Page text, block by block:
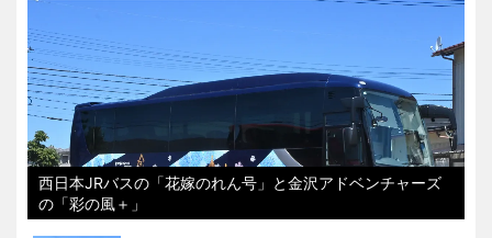
西日本JRバスの「花嫁のれん号」と金沢アドベンチャーズ
の「彩の風＋」